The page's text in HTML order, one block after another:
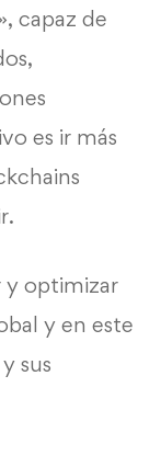
capaz de
es ir más
optimizar
y en este
sus